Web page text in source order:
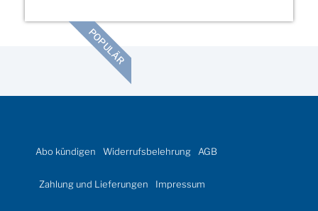
POPULÄR
Abo kündigen Widerrufsbelehrung AGB
Zahlung und Lieferungen Impressum